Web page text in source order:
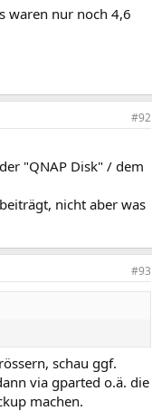
waren nur noch 4,6
#92
"QNAP Disk" / dem
nicht aber was
#93
schau ggf.
via gparted o.ä. die
machen.